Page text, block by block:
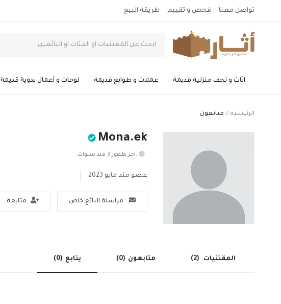
طريقة البيع فحص و تقييم تواصل معنا
اثاث و تحف منزلية قديمة عملات و طوابع قديمة لوحات و أعمال يدوية قديمة
الرئيسية متابعون
Mona.ek
:اخر ظهور 3 منذ سنوات
عضو منذ مايو 2023
مراسلة البائع خاص متابعة
المقتنيات (2) متابعون (0) يتابع (0)